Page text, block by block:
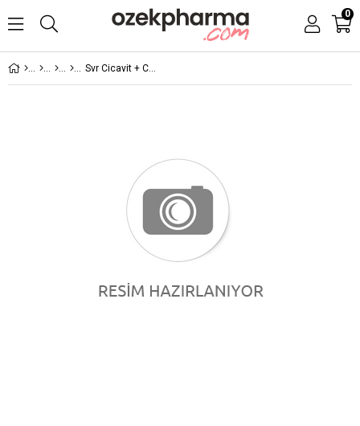
0
Svr Cicavit + Creme SPF 50+ 100 ml